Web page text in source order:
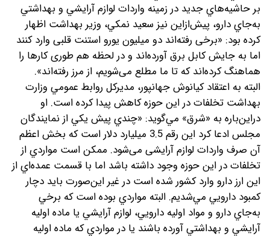
بر حاشيه‌‌هاي جديد در زمينه واردات لوازم آرايشي و بهداشتي
به‌جاي دارو، پيش‌ازاين نيز سعيد نمكي، وزير بهداشت اظهار
كرده بود: «برخی رفته‌اند دو میلیون یورو استنت قلبی وارد کنند
اما به جایش کابل برق آورده‌اند و در لحظه هم طوری کارها را
هماهنگ کرده‌اند که تا ما مطلع می‌شویم، از مرز رفته‌اند».
البته به اعتقاد كيانوش جهانپور، مديركل روابط عمومي وزارت
بهداشت تخلفات در اين حوزه كاهش پيدا كرده است. او
در‌اين‌باره به «شرق» مي‌گويد: «چندي پيش يكي از نمايندگان
مجلس ادعا كرد این رقم 3.5 ميليارد دلار است كه بخش اعظم
آن صرف واردات لوازم آرایشی می‌شود. ممكن است مواردي از
تخلفات در اين حوزه وجود داشته باشد اما با قسمت عمده‌اي از
اين ارز دارو وارد كشور شده است در غير اين‌صورت بايد دچار
كمبود دارويي مي‌شديم. البته مواردي بوده است كه برخي
به‌جاي دارو و مواد اوليه دارويي، لوازم آرايشي يا ماده اوليه
آرايشي و بهداشتي آورده باشند يا در مواردي كه ماده اوليه